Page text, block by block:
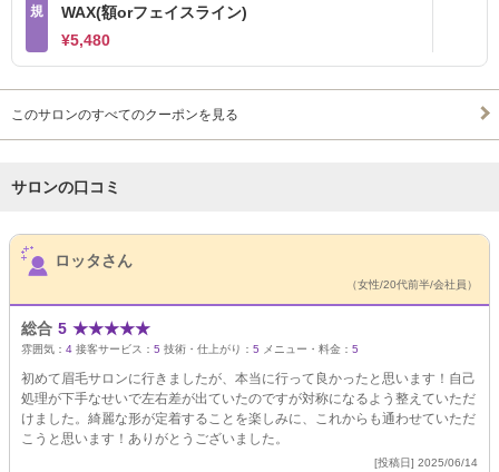
規
WAX(額orフェイスライン)
¥5,480
このサロンのすべてのクーポンを見る
サロンの口コミ
サロンPick Up
ロッタさん
（女性/20代前半/会社員）
総合 5 ★★★★★
雰囲気： 4 接客サービス： 5 技術・仕上がり： 5 メニュー・料金： 5
初めて眉毛サロンに行きましたが、本当に行って良かったと思います！自己
処理が下手なせいで左右差が出ていたのですが対称になるよう整えていただ
けました。綺麗な形が定着することを楽しみに、これからも通わせていただ
こうと思います！ありがとうございました。
[投稿日] 2025/06/14